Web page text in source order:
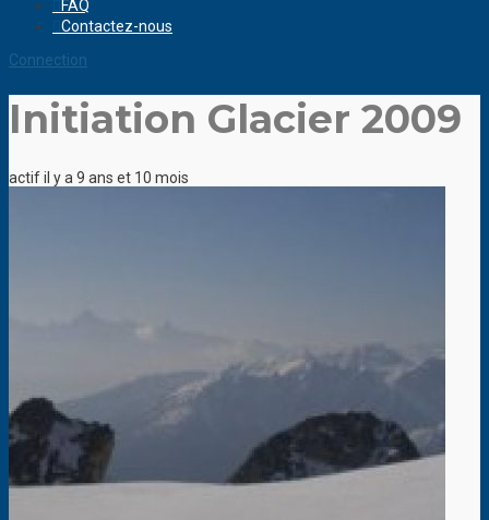
FAQ
Contactez-nous
Connection
Initiation Glacier 2009
actif il y a 9 ans et 10 mois